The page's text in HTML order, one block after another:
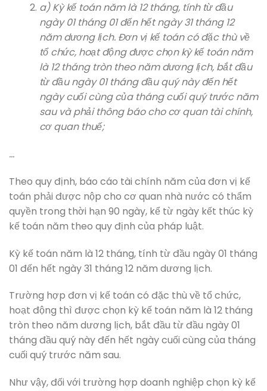
a) Kỳ kế toán năm là 12 tháng, tính từ đầu
ngày 01 tháng 01 đến hết ngày 31 tháng 12
năm dương lịch. Đơn vị kế toán có đặc thù về
tổ chức, hoạt động được chọn kỳ kế toán năm
là 12 tháng tròn theo năm dương lịch, bắt đầu
từ đầu ngày 01 tháng đầu quý này đến hết
ngày cuối cùng của tháng cuối quý trước năm
sau và phải thông báo cho cơ quan tài chính,
cơ quan thuế;
…
Theo quy định, báo cáo tài chính năm của đơn vị kế
toán phải được nộp cho cơ quan nhà nước có thẩm
quyền trong thời hạn 90 ngày, kể từ ngày kết thúc kỳ
kế toán năm theo quy định của pháp luật.
Kỳ kế toán năm là 12 tháng, tính từ đầu ngày 01 tháng
01 đến hết ngày 31 tháng 12 năm dương lịch.
Trường hợp đơn vị kế toán có đặc thù về tổ chức,
hoạt động thì được chọn kỳ kế toán năm là 12 tháng
tròn theo năm dương lịch, bắt đầu từ đầu ngày 01
tháng đầu quý này đến hết ngày cuối cùng của tháng
cuối quý trước năm sau.
Như vậy, đối với trường hợp doanh nghiệp chọn kỳ kế